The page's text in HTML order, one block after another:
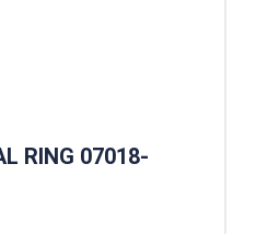
RING 07018-